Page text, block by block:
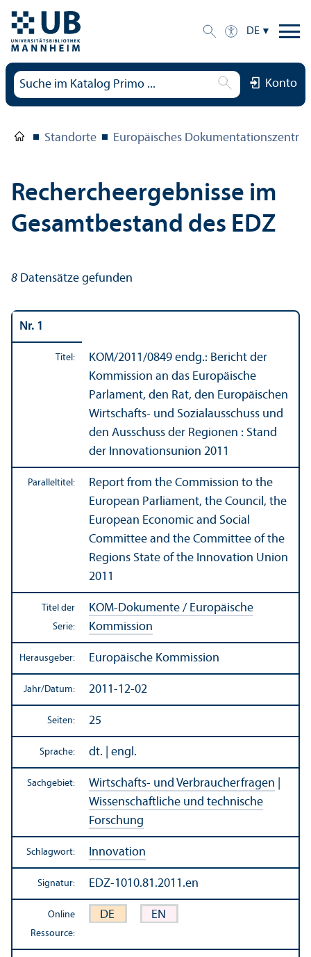
DE
Konto
Standorte Europäisches
Rechercheergebnisse im
Gesamtbestand des EDZ
8 Datensätze gefunden
Nr. 1
Titel: KOM/2011/0849 endg.: Bericht der
Kommission an das Europäische
Parlament, den Rat, den Europäischen
Wirtschafts- und Sozial­ausschuss und
den Ausschuss der Regionen : Stand
der Innovations­union 2011
Paralleltitel:
Report from the Commission to the
European Parliament, the Council, the
European Economic and Social
Committee and the Committee of the
Regions State of the Innovation Union
2011
Titel der
Serie:
KOM-Dokumente / Europäische
Kommission
Herausgeber: Europäische Kommission
Jahr/Datum: 2011-12-02
Seiten: 25
Sprache: dt. | engl.
Sachgebiet: Wirtschafts- und Verbraucherfragen
Wissenschaft­liche und technische
Forschung
Schlagwort: Innovation
Signatur: EDZ-1010.81.2011.en
Online
Ressource:
DE EN